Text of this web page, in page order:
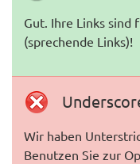
Gut. Ihre Links sind
(sprechende Links)!
Wir haben
Benutzen Sie zur